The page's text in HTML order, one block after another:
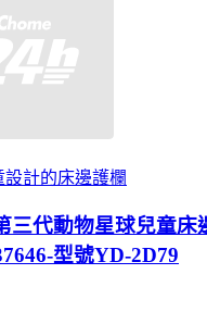
設計的床邊護欄
三代動物星球兒童床
型號YD-2D79